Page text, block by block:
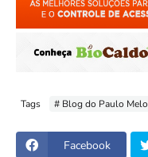
Tags # Blog do Paulo Melo
Facebook